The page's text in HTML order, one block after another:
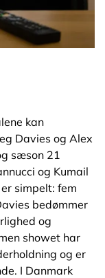
kan
Davies og Alex
sæson 21
og Kumail
simpelt: fem
bedømmer
og
showet har
og er
I Danmark